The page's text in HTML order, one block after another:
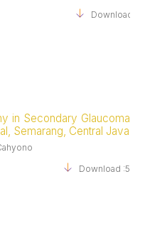
Download :1
in Secondary Glaucoma
Semarang, Central Java
Download :558